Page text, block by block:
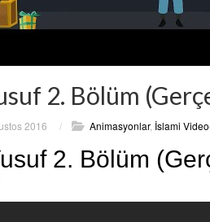
2. Bölüm
2016 / Animasyonlar, İslami
2. Bölüm